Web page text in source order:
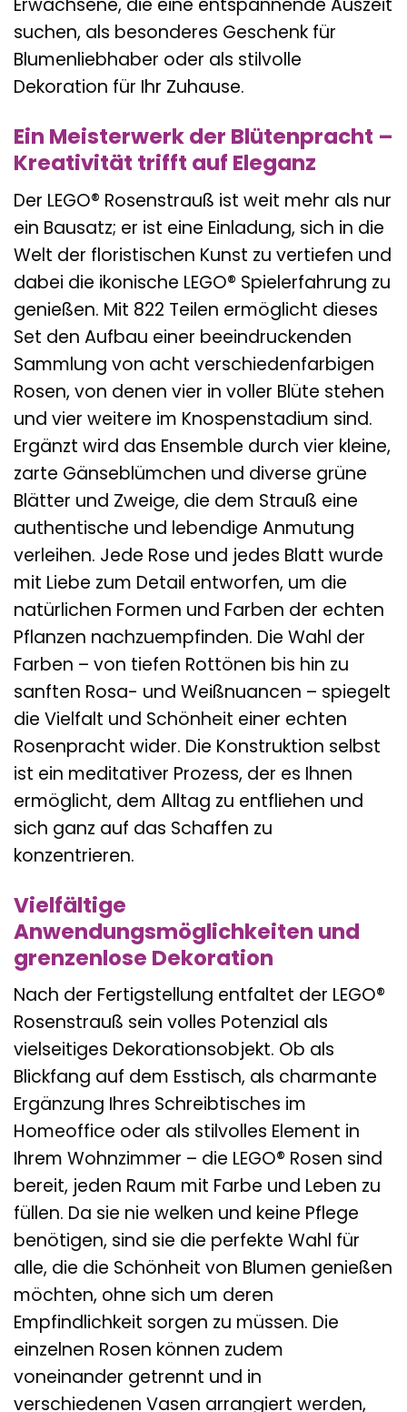
Erwachsene, die eine entspannende Auszeit
suchen, als besonderes Geschenk für
Blumenliebhaber oder als stilvolle
Dekoration für Ihr Zuhause.
Ein Meisterwerk der Blütenpracht –
Kreativität trifft auf Eleganz
Der LEGO® Rosenstrauß ist weit mehr als nur
ein Bausatz; er ist eine Einladung, sich in die
Welt der floristischen Kunst zu vertiefen und
dabei die ikonische LEGO® Spielerfahrung zu
genießen. Mit 822 Teilen ermöglicht dieses
Set den Aufbau einer beeindruckenden
Sammlung von acht verschiedenfarbigen
Rosen, von denen vier in voller Blüte stehen
und vier weitere im Knospenstadium sind.
Ergänzt wird das Ensemble durch vier kleine,
zarte Gänseblümchen und diverse grüne
Blätter und Zweige, die dem Strauß eine
authentische und lebendige Anmutung
verleihen. Jede Rose und jedes Blatt wurde
mit Liebe zum Detail entworfen, um die
natürlichen Formen und Farben der echten
Pflanzen nachzuempfinden. Die Wahl der
Farben – von tiefen Rottönen bis hin zu
sanften Rosa- und Weißnuancen – spiegelt
die Vielfalt und Schönheit einer echten
Rosenpracht wider. Die Konstruktion selbst
ist ein meditativer Prozess, der es Ihnen
ermöglicht, dem Alltag zu entfliehen und
sich ganz auf das Schaffen zu
konzentrieren.
Vielfältige
Anwendungsmöglichkeiten und
grenzenlose Dekoration
Nach der Fertigstellung entfaltet der LEGO®
Rosenstrauß sein volles Potenzial als
vielseitiges Dekorationsobjekt. Ob als
Blickfang auf dem Esstisch, als charmante
Ergänzung Ihres Schreibtisches im
Homeoffice oder als stilvolles Element in
Ihrem Wohnzimmer – die LEGO® Rosen sind
bereit, jeden Raum mit Farbe und Leben zu
füllen. Da sie nie welken und keine Pflege
benötigen, sind sie die perfekte Wahl für
alle, die die Schönheit von Blumen genießen
möchten, ohne sich um deren
Empfindlichkeit sorgen zu müssen. Die
einzelnen Rosen können zudem
voneinander getrennt und in
verschiedenen Vasen arrangiert werden,